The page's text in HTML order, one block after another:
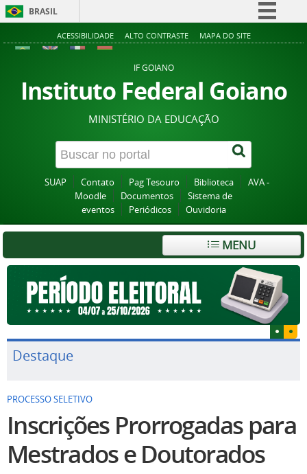
BRASIL
Simplifique!
Acesso à informação
Legislação
Canais
ACESSIBILIDADE ALTO CONTRASTE MAPA DO SITE
IF GOIANO
Instituto Federal Goiano
MINISTÉRIO DA EDUCAÇÃO
SUAP Contato Pag Tesouro Biblioteca
AVA -
Moodle
Documentos
Sistema de
eventos
Periódicos Ouvidoria
MENU
Destaque
PROCESSO SELETIVO
Inscrições Prorrogadas para
Mestrados e Doutorados